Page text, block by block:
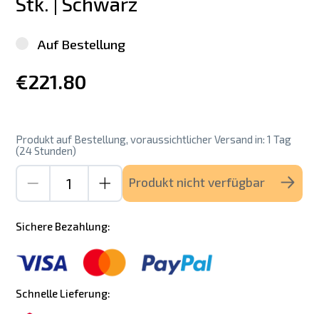
Auf Bestellung
€221.80
Produkt auf Bestellung, voraussichtlicher Versand in: 1 Tag
(24 Stunden)
Produkt nicht verfügbar
Sichere Bezahlung:
Schnelle Lieferung: